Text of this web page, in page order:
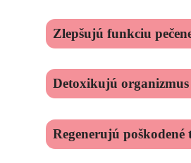
Zlepšujú funkciu
Detoxikujú organizmus
Regenerujú poškodené